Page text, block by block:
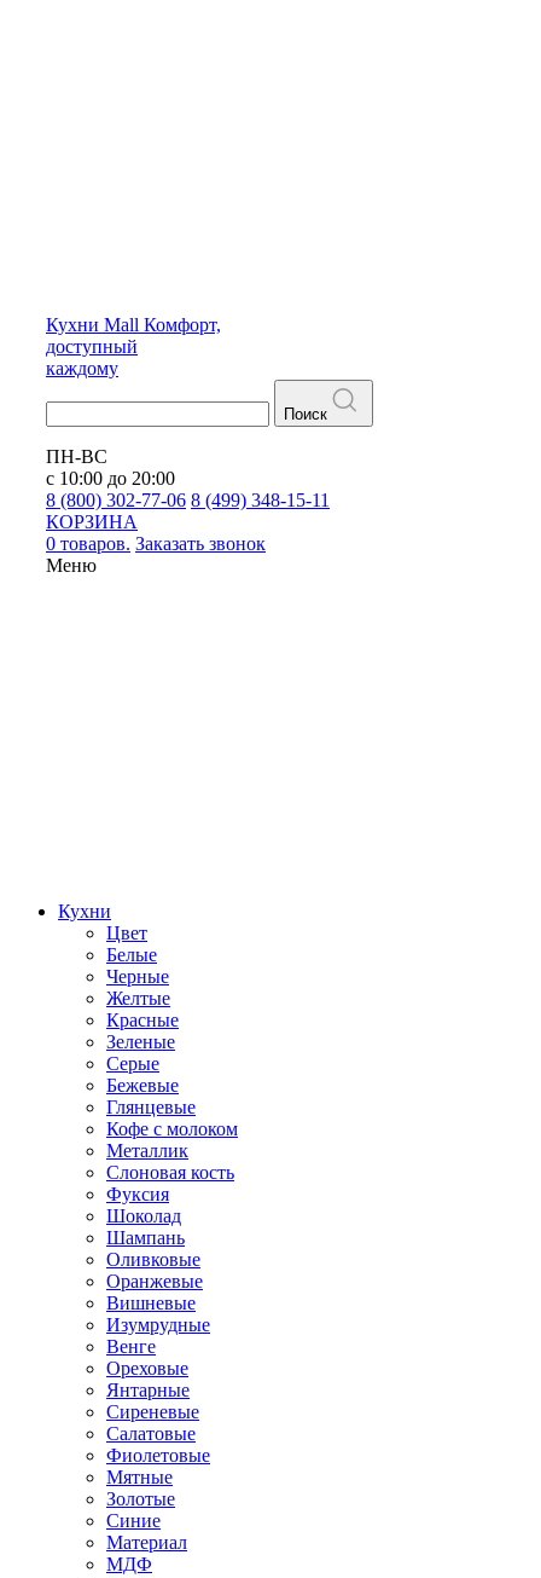
Кухни Mall Комфорт,
доступный
каждому
Поиск
ПН-ВС
с 10:00 до 20:00
8 (800) 302-77-06 8 (499) 348-15-11
КОРЗИНА
0 товаров. Заказать звонок
Меню
Кухни
Цвет
Белые
Черные
Желтые
Красные
Зеленые
Серые
Бежевые
Глянцевые
Кофе с молоком
Металлик
Слоновая кость
Фуксия
Шоколад
Шампань
Оливковые
Оранжевые
Вишневые
Изумрудные
Венге
Ореховые
Янтарные
Сиреневые
Салатовые
Фиолетовые
Мятные
Золотые
Синие
Материал
МДФ